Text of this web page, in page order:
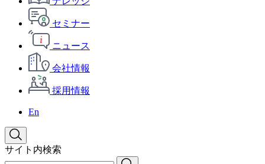
セミナー
ニュース
会社情報
採用情報
En
サイト内検索